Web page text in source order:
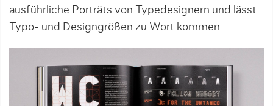
ausführliche Porträts von Typedesignern und lässt
Typo- und Designgrößen zu Wort kommen.